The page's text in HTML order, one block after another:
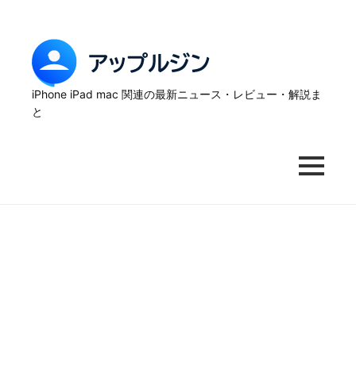
content
ッ
iPhone iPad mac 関連の最新ニュース・レビュー・解説ま
と
MENU